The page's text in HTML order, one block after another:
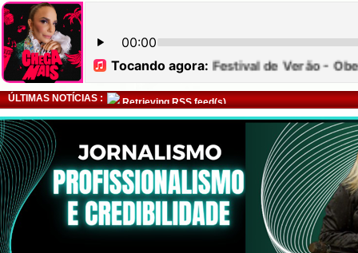
ÚLTIMAS NOTÍCIAS : Retrieving RSS feed(s)